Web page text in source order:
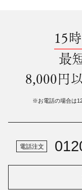
15
最
8,000円
※お電話の場合は
電話注文